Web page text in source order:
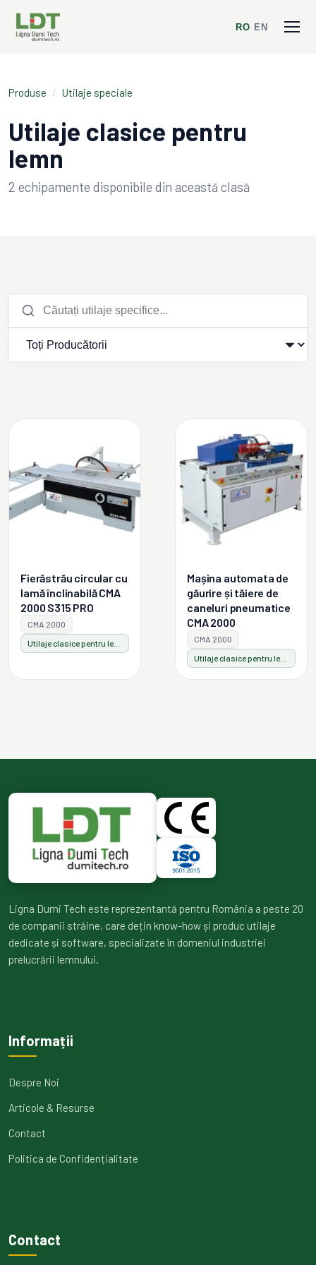
RO EN
Produse / Utilaje speciale
Utilaje clasice pentru
lemn
2 echipamente disponibile din această clasă
Fierăstrău circular cu
lamă înclinabilă CMA
2000 S315 PRO
CMA 2000
Utilaje clasice pentru lemn
Mașina automata de
găurire și tăiere de
caneluri pneumatice
CMA 2000
CMA 2000
Utilaje clasice pentru lemn
Ligna Dumi Tech este reprezentantă pentru România a peste 20
de companii străine, care dețin know-how și produc utilaje
dedicate și software, specializate în domeniul industriei
prelucrării lemnului.
Informații
Despre Noi
Articole & Resurse
Contact
Politica de Confidențialitate
Contact